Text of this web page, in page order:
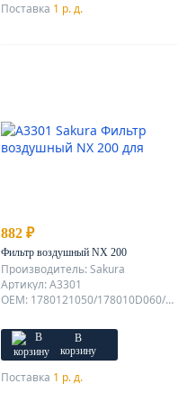
Поставка 1 р. д.
882 ₽
Фильтр воздушный NX 200
Производитель: Sakura
Артикул: A3301
OEM: 1780121050/178010D060/178010T030
В
корзину
Поставка 1 р. д.